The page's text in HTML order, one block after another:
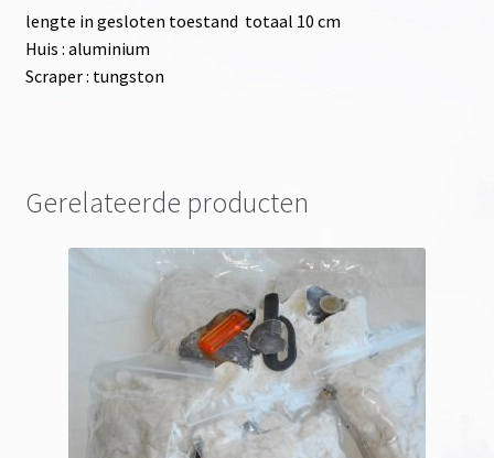
lengte in gesloten toestand totaal 10 cm
Huis : aluminium
Scraper : tungston
Gerelateerde producten